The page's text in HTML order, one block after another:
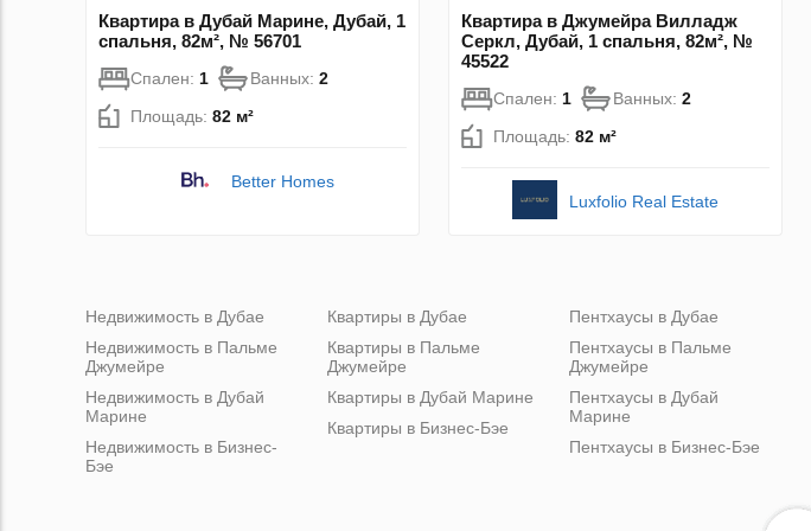
Квартира в Дубай Марине, Дубай, 1
спальня, 82м², № 56701
Спален: 1 Ванных: 2
Площадь: 82 м²
Better Homes
Квартира в Джумейра Вилладж
Серкл, Дубай, 1 спальня, 82м², №
45522
Спален: 1 Ванных: 2
Площадь: 82 м²
Luxfolio Real Estate
Недвижимость в Дубае
Недвижимость в Пальме
Джумейре
Недвижимость в Дубай
Марине
Недвижимость в Бизнес-
Бэе
Квартиры в Дубае
Квартиры в Пальме
Джумейре
Квартиры в Дубай Марине
Квартиры в Бизнес-Бэе
Пентхаусы в Дубае
Пентхаусы в Пальме
Джумейре
Пентхаусы в Дубай
Марине
Пентхаусы в Бизнес-Бэе